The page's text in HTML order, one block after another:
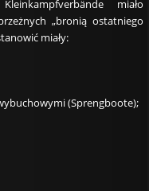
miało
„bronią ostatniego
miały:
(Sprengboote);